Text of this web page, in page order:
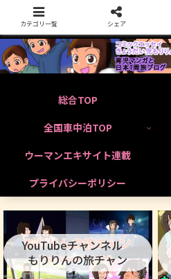
総合TOP
全国車中泊TOP
ウーマンエキサイト連載
プライバシーポリシー
YouTubeチャンネル
もりりんの旅チャン
カテゴリ一覧 シェア